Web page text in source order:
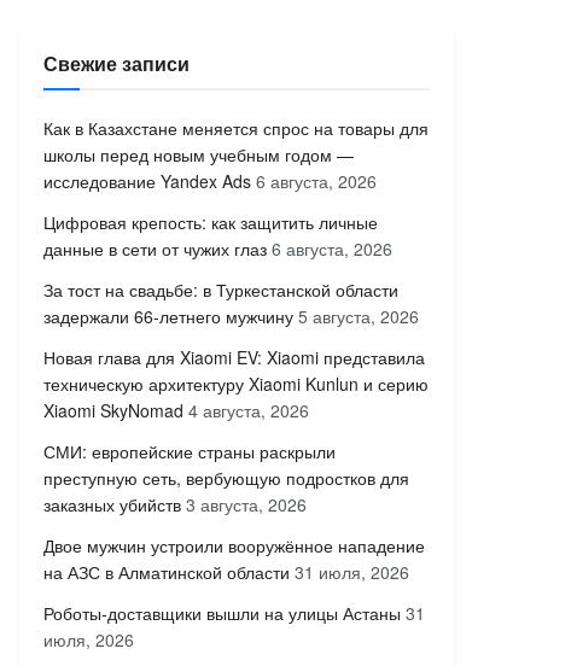
Свежие записи
Как в Казахстане меняется спрос на товары для
школы перед новым учебным годом —
исследование Yandex Ads 6 августа, 2026
Цифровая крепость: как защитить личные
данные в сети от чужих глаз 6 августа, 2026
За тост на свадьбе: в Туркестанской области
задержали 66-летнего мужчину 5 августа, 2026
Новая глава для Xiaomi EV: Xiaomi представила
техническую архитектуру Xiaomi Kunlun и серию
Xiaomi SkyNomad 4 августа, 2026
СМИ: европейские страны раскрыли
преступную сеть, вербующую подростков для
заказных убийств 3 августа, 2026
Двое мужчин устроили вооружённое нападение
на АЗС в Алматинской области 31 июля, 2026
Роботы-доставщики вышли на улицы Астаны 31
июля, 2026